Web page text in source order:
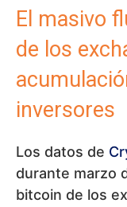
El masivo
de los
inversores
Los datos de
durante marzo
bitcoin de los